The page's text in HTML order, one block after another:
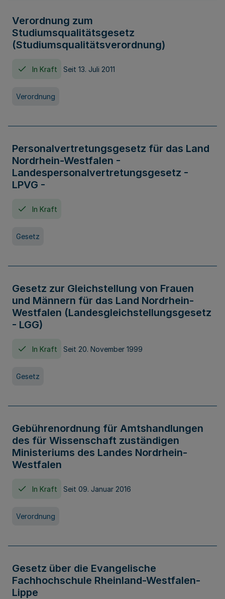
Verordnung zum
Studiumsqualitätsgesetz
(Studiumsqualitätsverordnung)
In Kraft Seit 13. Juli 2011
Verordnung
Personalvertretungsgesetz für das Land
Nordrhein-Westfalen -
Landespersonalvertretungsgesetz -
LPVG -
In Kraft
Gesetz
Gesetz zur Gleichstellung von Frauen
und Männern für das Land Nordrhein-
Westfalen (Landesgleichstellungsgesetz
- LGG)
In Kraft Seit 20. November 1999
Gesetz
Gebührenordnung für Amtshandlungen
des für Wissenschaft zuständigen
Ministeriums des Landes Nordrhein-
Westfalen
In Kraft Seit 09. Januar 2016
Verordnung
Gesetz über die Evangelische
Fachhochschule Rheinland-Westfalen-
Lippe